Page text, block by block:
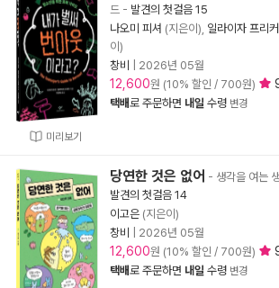
미리보기
드 - 발견의 첫걸음 15
나오미 피셔 (지은이), 일라이자 프리커
이)
창비
2026년 05월
12,600원 (10% 할인 / 700원)
택배로 주문하면 내일 수령 변경
당연한 것은 없어 - 생각을 여는
발견의 첫걸음 14
이고은 (지은이)
창비
2026년 05월
12,600원 (10% 할인 / 700원)
택배로 주문하면 내일 수령 변경